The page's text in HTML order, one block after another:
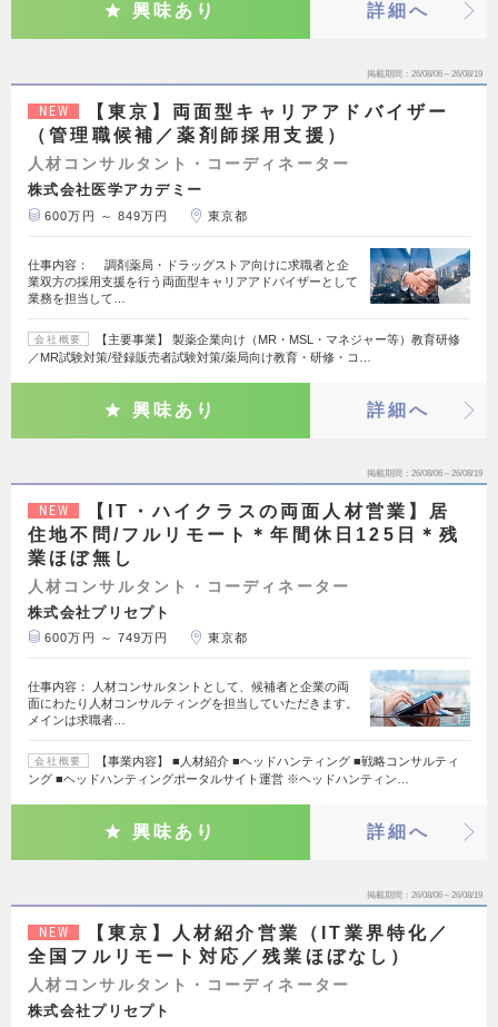
興味あり 詳細へ
掲載期間 26/08/06～26/08/19
NEW
【東京】両面型キャリアアドバイザー
（管理職候補／薬剤師採用支援）
人材コンサルタント・コーディネーター
株式会社医学アカデミー
600万円 ～ 849万円 東京都
仕事内容： 調剤薬局・ドラッグストア向けに求職者と企
業双方の採用支援を行う両面型キャリアアドバイザーとして
業務を担当して…
会社概要
【主要事業】 製薬企業向け（MR・MSL・マネジャー等）教育研修
／MR試験対策/登録販売者試験対策/薬局向け教育・研修・コ…
興味あり 詳細へ
掲載期間 26/08/06～26/08/19
NEW
【IT・ハイクラスの両面人材営業】居
住地不問/フルリモート＊年間休日125日＊残
業ほぼ無し
人材コンサルタント・コーディネーター
株式会社プリセプト
600万円 ～ 749万円 東京都
仕事内容： 人材コンサルタントとして、候補者と企業の両
面にわたり人材コンサルティングを担当していただきます。
メインは求職者…
会社概要
【事業内容】 ■人材紹介 ■ヘッドハンティング ■戦略コンサルティ
ング ■ヘッドハンティングポータルサイト運営 ※ヘッドハンティン…
興味あり 詳細へ
掲載期間 26/08/06～26/08/19
NEW
【東京】人材紹介営業（IT業界特化／
全国フルリモート対応／残業ほぼなし）
人材コンサルタント・コーディネーター
株式会社プリセプト